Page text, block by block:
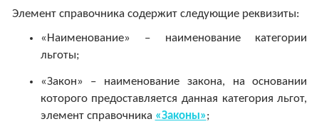
Элемент справочника содержит следующие реквизиты:
«Наименование» – наименование категории
льготы;
«Закон» – наименование закона, на основании
которого предоставляется данная категория льгот,
элемент справочника «Законы»;